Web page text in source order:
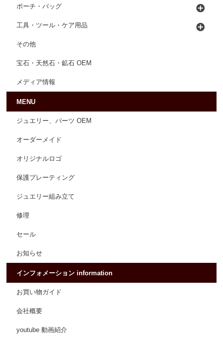
ポーチ・バッグ
工具・ツール・ケア用品
その他
宝石・天然石・鉱石 OEM
メディア情報
MENU
ジュエリー、パーツ OEM
オーダーメイド
オリジナルロゴ
保護プレーティング
ジュエリー組み立て
修理
セール
お知らせ
インフォメーション information
お買い物ガイド
会社概要
youtube 動画紹介